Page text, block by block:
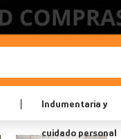
Indumentaria y
cuidado personal